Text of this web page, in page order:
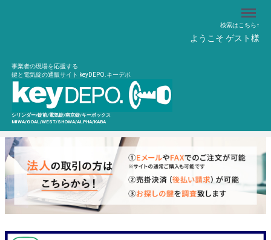
検索はこちら↑
ようこそ ゲスト様
事業者の現場を応援する
鍵と電気錠の通販サイト keyDEPO.キーデポ
シリンダー/錠前/電気錠/南京錠/キーボックス
MIWA/GOAL/WEST/SHOWA/ALPHA/KABA
Menu